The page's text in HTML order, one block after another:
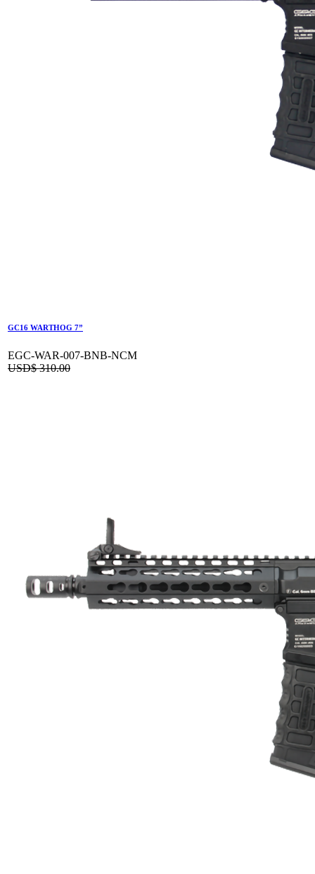
GC16 WARTHOG 7”
EGC-WAR-007-BNB-NCM
USD$310.00